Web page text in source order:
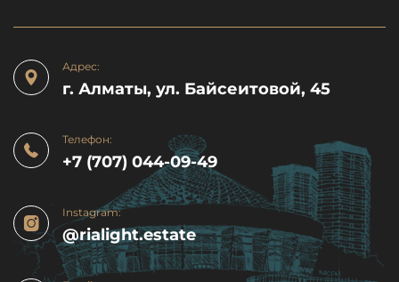
Адрес:
г. Алматы, ул. Байсеитовой, 45
Телефон:
+7 (707) 044-09-49
Instagram:
@rialight.estate